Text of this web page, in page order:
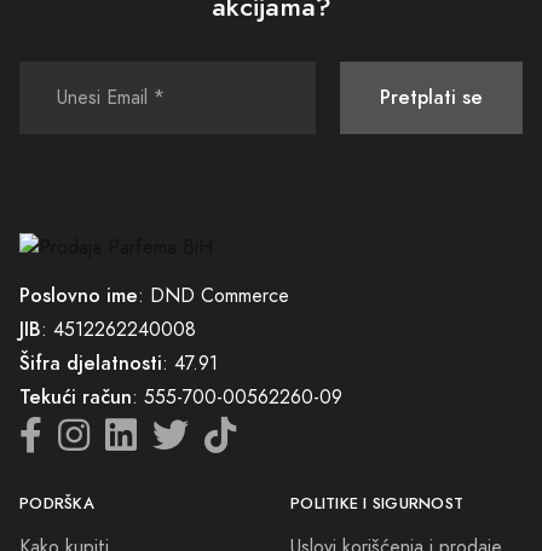
jednostavna i što ugodnija. Uz sigurnu online kupovinu, nudimo i brzu
već priče koje nosite sa sobom.
Vukosavlje. Uz nas, svaki dan može biti prilika da otkrijete novi
omiljeni miris i dodate ga u svoju kolekciju priča, uspomena i
ljubitelja parfema. Krenimo zajedno na to putovanje.
Pretplati se
Poslovno ime: DND Commerce
JIB: 4512262240008
Šifra djelatnosti: 47.91
Tekući račun: 555-700-00562260-09
PODRŠKA POLITIKE I SIGURNOST